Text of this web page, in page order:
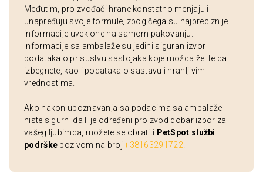
Međutim, proizvođači hrane konstatno menjaju i
unapređuju svoje formule, zbog čega su najpreciznije
informacije uvek one na samom pakovanju.
Informacije sa ambalaže su jedini siguran izvor
podataka o prisustvu sastojaka koje možda želite da
izbegnete, kao i podataka o sastavu i hranljivim
vrednostima.
Ako nakon upoznavanja sa podacima sa ambalaže
niste sigurni da li je određeni proizvod dobar izbor za
vašeg ljubimca, možete se obratiti PetSpot službi
podrške pozivom na broj+38163291722